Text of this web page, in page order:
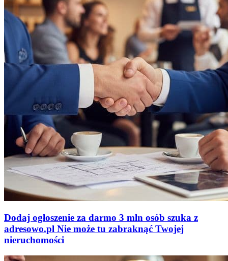
Dodaj ogłoszenie za darmo 3 mln osób szuka z
adresowo.pl Nie może tu zabraknąć Twojej
nieruchomości